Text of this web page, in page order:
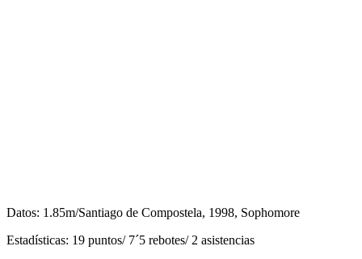
Datos: 1.85m/Santiago de Compostela, 1998, Sophomore
Estadísticas: 19 puntos/ 7´5 rebotes/ 2 asistencias